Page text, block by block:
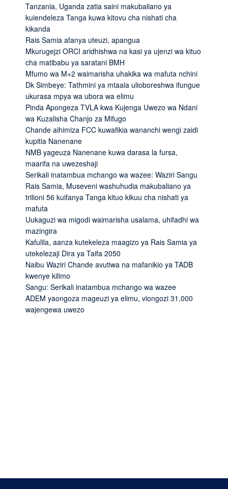
Tanzania, Uganda zatia saini makubaliano ya
kuiendeleza Tanga kuwa kitovu cha nishati cha
kikanda
Rais Samia afanya uteuzi, apangua
Mkurugejzi ORCI aridhishwa na kasi ya ujenzi wa kituo
cha matibabu ya saratani BMH
Mfumo wa M+2 waimarisha uhakika wa mafuta nchini
Dk Simbeye: Tathmini ya mtaala ulioboreshwa ifungue
ukurasa mpya wa ubora wa elimu
Pinda Apongeza TVLA kwa Kujenga Uwezo wa Ndani
wa Kuzalisha Chanjo za Mifugo
Chande aihimiza FCC kuwafikia wananchi wengi zaidi
kupitia Nanenane
NMB yageuza Nanenane kuwa darasa la fursa,
maarifa na uwezeshaji
Serikali inatambua mchango wa wazee: Waziri Sangu
Rais Samia, Museveni washuhudia makubaliano ya
trilioni 56 kuifanya Tanga kituo kikuu cha nishati ya
mafuta
Uukaguzi wa migodi waimarisha usalama, uhifadhi wa
mazingira
Kafulila, aanza kutekeleza maagizo ya Rais Samia ya
utekelezaji Dira ya Taifa 2050
Naibu Waziri Chande avutiwa na mafanikio ya TADB
kwenye kilimo
Sangu: Serikali inatambua mchango wa wazee
ADEM yaongoza mageuzi ya elimu, viongozi 31,000
wajengewa uwezo